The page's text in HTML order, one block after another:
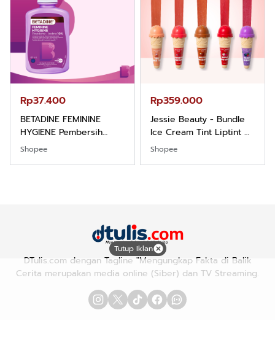
Rp37.400
BETADINE FEMININE
HYGIENE Pembersih
Kewanitaan 60ml
Shopee
Rp359.000
Jessie Beauty - Bundle
Ice Cream Tint Liptint All
Variant
Shopee
Tutup Iklan
DTulis.com dengan Tagline "Mengungkap Fakta di Balik
Cerita merupakan media online (Siber) dan TV Streaming.